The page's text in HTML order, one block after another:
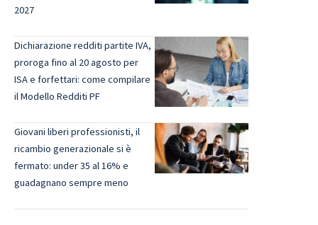
2027
Dichiarazione redditi partite IVA,
proroga fino al 20 agosto per
ISA e forfettari: come compilare
il Modello Redditi PF
Giovani liberi professionisti, il
ricambio generazionale si è
fermato: under 35 al 16% e
guadagnano sempre meno